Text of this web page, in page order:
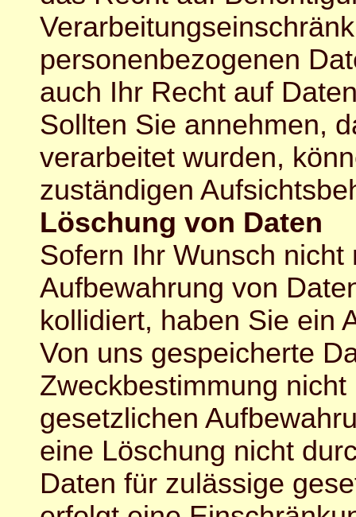
personenbezogenen
auch Ihr Recht auf
Sollten Sie annehmen,
verarbeitet wurden,
zuständigen
Löschung von Daten
Sofern Ihr Wunsch
Aufbewahrung von
kollidiert, haben Sie ein
Von uns gespeicherte
Zweckbestimmung
gesetzlichen
eine Löschung nicht
Daten für zulässige